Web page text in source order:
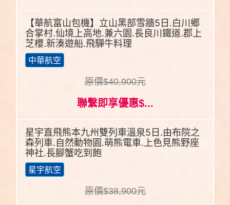
【華航富山包機】立山黑部雪牆5日.白川鄉
合掌村.仙境上高地.兼六園.長良川鐵道.郡上
芝櫻.新湊遊船.飛驒牛料理
中華航空
原價$40,900元
聯繫即享優惠$...
星宇直飛熊本九州雙列車溫泉5日.由布院之
森列車.自然動物園.萌熊電車.上色見熊野座
神社.長腳蟹吃到飽
星宇航空
原價$38,900元